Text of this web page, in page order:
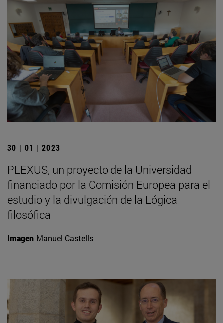
30 | 01 | 2023
PLEXUS, un proyecto de la Universidad
financiado por la Comisión Europea para el
estudio y la divulgación de la Lógica
filosófica
Imagen Manuel Castells